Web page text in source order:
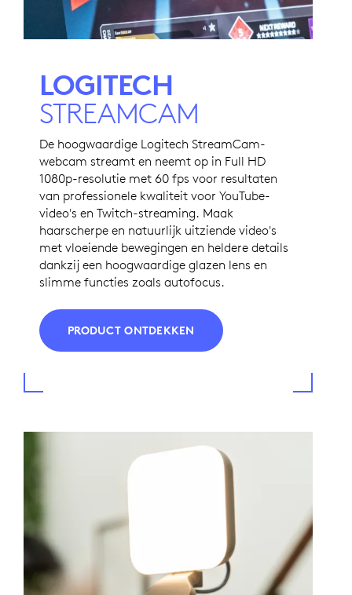
LOGITECH
STREAMCAM
De hoogwaardige Logitech StreamCam-
webcam streamt en neemt op in Full HD
1080p-resolutie met 60 fps voor resultaten
van professionele kwaliteit voor YouTube-
video's en Twitch-streaming. Maak
haarscherpe en natuurlijk uitziende video's
met vloeiende bewegingen en heldere details
dankzij een hoogwaardige glazen lens en
slimme functies zoals autofocus.
PRODUCT ONTDEKKEN